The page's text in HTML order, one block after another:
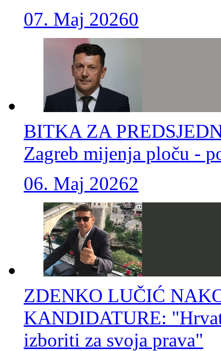
07. Maj 20260
BITKA ZA
Zagreb mijenja ploču -
06. Maj 20262
ZDENKO LUČIĆ
KANDIDATURE:
izboriti za svoja prava"